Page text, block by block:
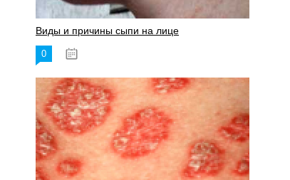
Виды и причины сыпи на лице
0